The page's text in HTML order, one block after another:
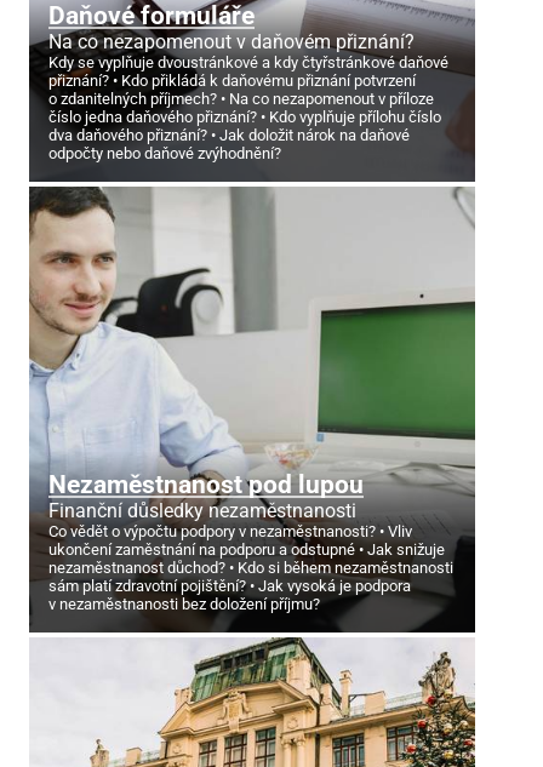
Daňové formuláře
Na co nezapomenout v daňovém přiznání?
Kdy se vyplňuje dvoustránkové a kdy čtyřstránkové daňové
přiznání?
Kdo přikládá k daňovému přiznání potvrzení
o zdanitelných příjmech?
Na co nezapomenout v příloze
číslo jedna daňového přiznání?
Kdo vyplňuje přílohu číslo
dva daňového přiznání?
Jak doložit nárok na daňové
odpočty nebo daňové zvýhodnění?
Nezaměstnanost pod lupou
Finanční důsledky nezaměstnanosti
Co vědět o výpočtu podpory v nezaměstnanosti?
Vliv
ukončení zaměstnání na podporu a odstupné
Jak snižuje
nezaměstnanost důchod?
Kdo si během nezaměstnanosti
sám platí zdravotní pojištění?
Jak vysoká je podpora
v nezaměstnanosti bez doložení příjmu?